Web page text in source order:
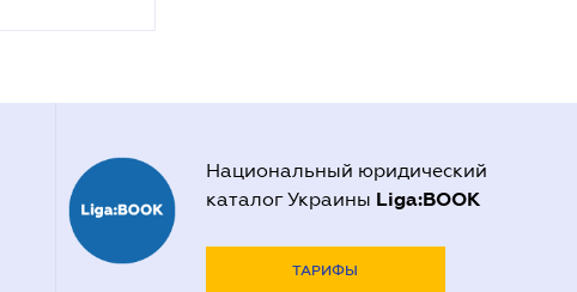
Национальный юридический
каталог Украины Liga:BOOK
ТАРИФЫ